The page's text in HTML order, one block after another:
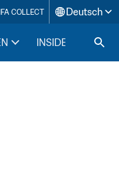
COLLECT Deutsch
INSIDE FIFA